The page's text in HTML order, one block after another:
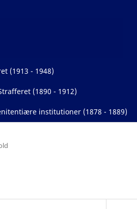
(1913 - 1948)
(1890 - 1912)
institutioner (1878 - 1889)